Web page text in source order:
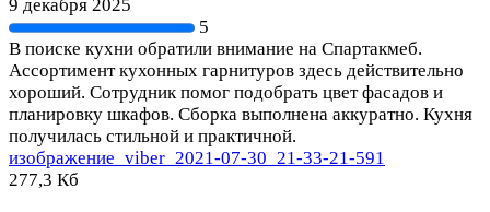
9 декабря 2025
5
В поиске кухни обратили внимание на Спартакмеб.
Ассортимент кухонных гарнитуров здесь действительно
хороший. Сотрудник помог подобрать цвет фасадов и
планировку шкафов. Сборка выполнена аккуратно. Кухня
получилась стильной и практичной.
изображение_viber_2021-07-30_21-33-21-591
277,3 Кб